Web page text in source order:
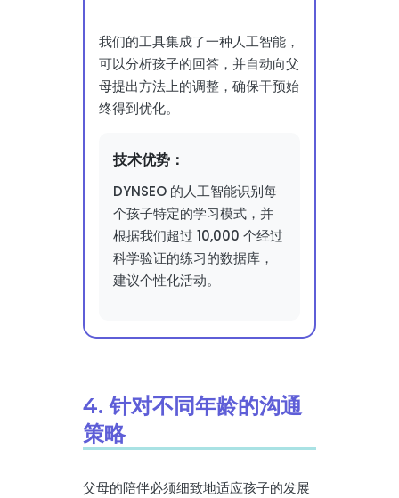
我们的工具集成了一种人工智能，
可以分析孩子的回答，并自动向父
母提出方法上的调整，确保干预始
终得到优化。
技术优势：
DYNSEO 的人工智能识别每
个孩子特定的学习模式，并
根据我们超过 10,000 个经过
科学验证的练习的数据库，
建议个性化活动。
4. 针对不同年龄的沟通
策略
父母的陪伴必须细致地适应孩子的发展